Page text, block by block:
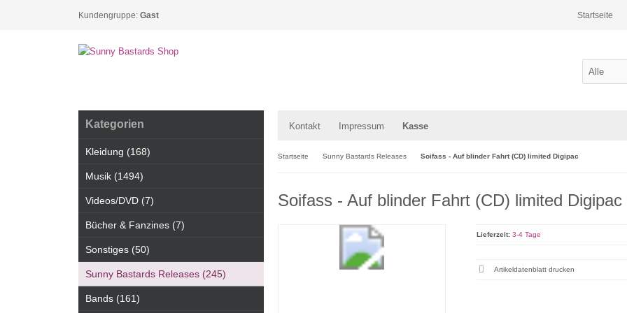
Kundengruppe: Gast Startseite
Kontakt Impressum Kasse
Startseite Sunny Bastards Releases Soifass - Auf blinder Fahrt (CD) limited Digipac
Soifass - Auf blinder Fahrt (CD) limited Digipac
Lieferzeit: 3-4 Tage
Artikeldatenblatt drucken
Kategorien
Kleidung (168)
Musik (1494)
Videos/DVD (7)
Bücher & Fanzines (7)
Sonstiges (50)
Sunny Bastards Releases (245)
Bands (161)